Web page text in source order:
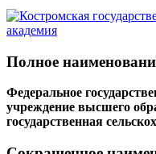
Полное
Федеральное
учреждение высшего
государственная